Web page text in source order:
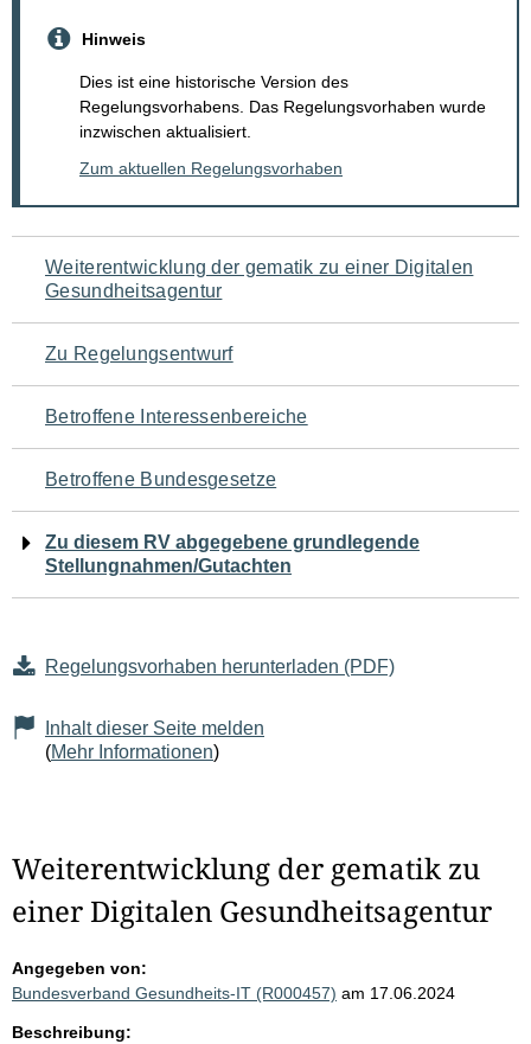
Hinweis
Dies ist eine historische Version des
Regelungsvorhabens. Das Regelungsvorhaben wurde
inzwischen aktualisiert.
Zum aktuellen Regelungsvorhaben
Navigation
für
den
Seiteninhalt
Weiterentwicklung der gematik zu einer Digitalen
Gesundheitsagentur
Zu Regelungsentwurf
Betroffene Interessenbereiche
Betroffene Bundesgesetze
Zu diesem RV abgegebene grundlegende
Stellungnahmen/Gutachten
Regelungsvorhaben herunterladen (PDF)
Inhalt dieser Seite melden
(Mehr Informationen)
Weiterentwicklung der gematik zu
einer Digitalen Gesundheitsagentur
Angegeben von:
Bundesverband Gesundheits-IT (R000457) am 17.06.2024
Beschreibung: